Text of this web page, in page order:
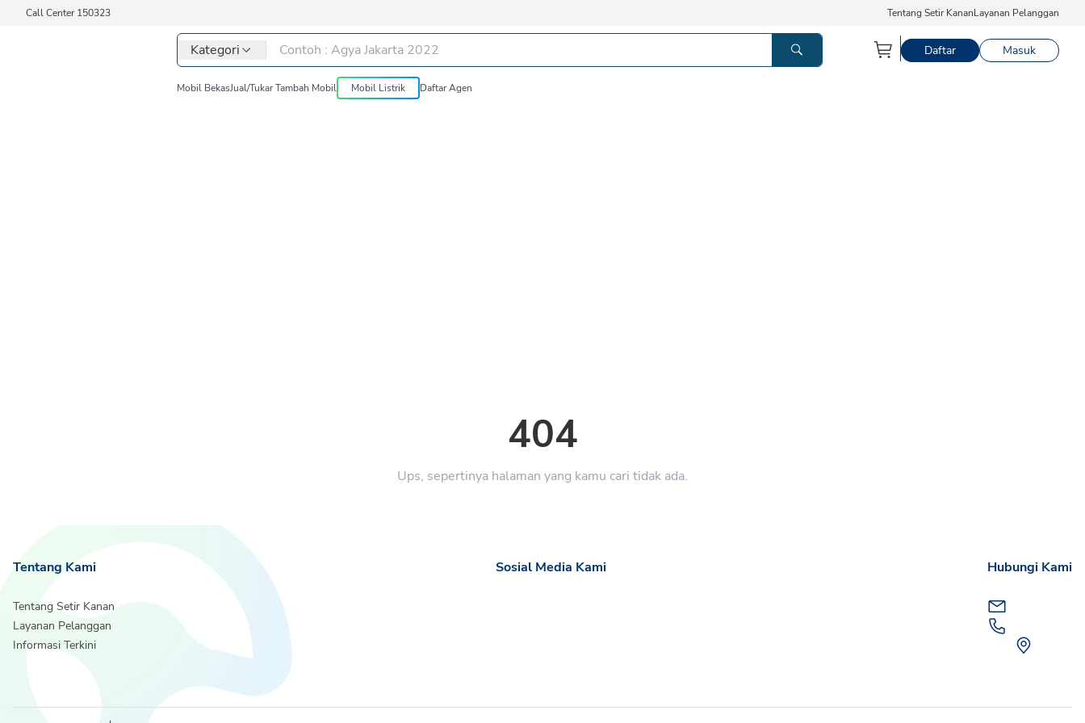
Call Center 150323 Tentang Setir KananLayanan Pelanggan
Kategori Daftar Masuk
Mobil BekasJual/Tukar Tambah Mobil Mobil Listrik Daftar Agen
404
Ups, sepertinya halaman yang kamu cari tidak ada.
Tentang Kami
Tentang Setir Kanan
Layanan Pelanggan
Informasi Terkini
Sosial Media Kami Hubungi Kami